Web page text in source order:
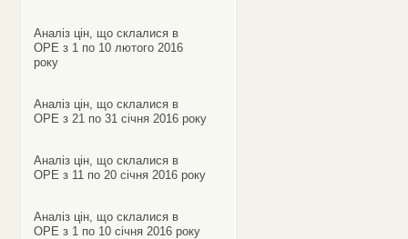
Аналіз цін, що склалися в
ОРЕ з 1 по 10 лютого 2016
року
Аналіз цін, що склалися в
ОРЕ з 21 по 31 січня 2016 року
Аналіз цін, що склалися в
ОРЕ з 11 по 20 січня 2016 року
Аналіз цін, що склалися в
ОРЕ з 1 по 10 січня 2016 року